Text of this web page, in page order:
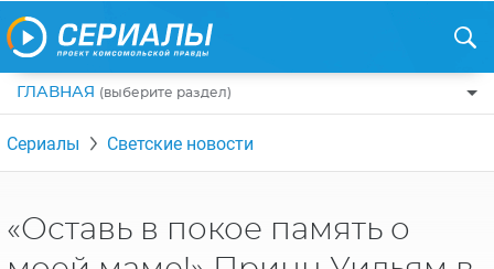
ГЛАВНАЯ (выберите раздел)
ПО ЖАНРАМ
КОМЕДИИ
ДРАМЫ
США
РОССИЯ
РЕЦЕНЗИИ
НА ВЫХОДНЫЕ
Сериалы Светские новости
«Оставь в покое память о